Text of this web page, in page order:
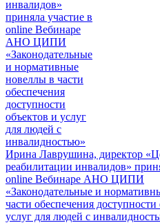
Ирина Лаврушина, директор
реабилитации инвалидов»
online Вебинаре АНО ЦИПИ
«Законодательные и
части обеспечения доступности
услуг для людей с